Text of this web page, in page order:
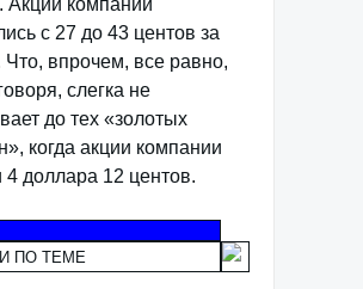
Акции компании
с 27 до 43 центов за
Что, впрочем, все равно,
слегка не
до тех «золотых
когда акции компании
4 доллара 12 центов.
ПО ТЕМЕ